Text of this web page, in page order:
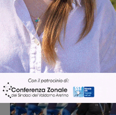
Ultime Notizie